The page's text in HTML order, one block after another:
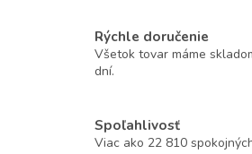
Rýchle doručenie
Všetok tovar máme
dní.
Spoľahlivosť
Viac ako 22 810